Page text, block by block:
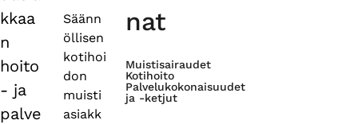
kkaa
n
hoito
- ja
palve
Säänn
öllisen
kotihoi
don
muisti
asiakk
nat
Muistisairaudet
Kotihoito
Palvelukokonaisuudet
ja -ketjut